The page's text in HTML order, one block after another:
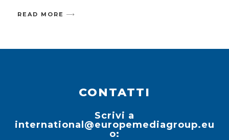
READ MORE
CONTATTI
Scrivi a
international@europemediagroup.eu
o: